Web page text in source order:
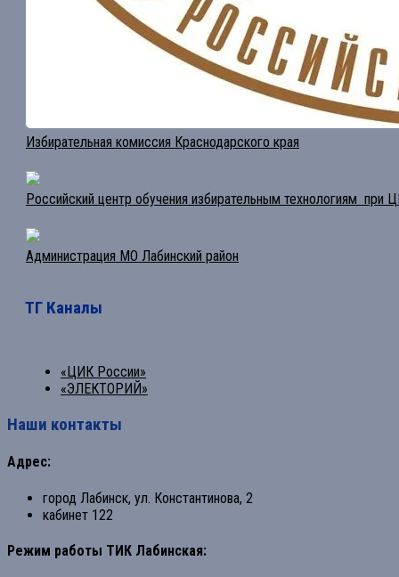
Избирательная комиссия Краснодарского края
Российский центр обучения избирательным технологиям при
Администрация МО Лабинский район
ТГ Каналы
«ЦИК России»
«ЭЛЕКТОРИЙ»
Наши контакты
Адрес:
город Лабинск, ул. Константинова, 2
кабинет 122
Режим работы ТИК Лабинская: